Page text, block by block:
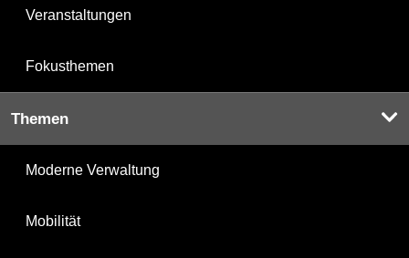
Veranstaltungen
Fokusthemen
Themen
Moderne Verwaltung
Mobilität